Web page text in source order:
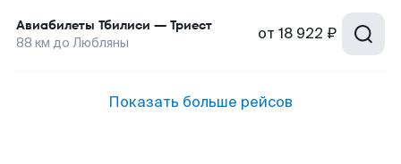
Авиабилеты Тбилиси — Триест
88 км до Любляны от 18 922 ₽
Показать больше рейсов